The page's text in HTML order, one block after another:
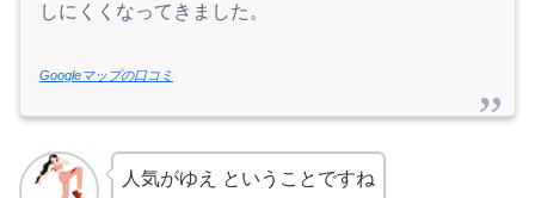
しにくくなってきました。
Googleマップの口コミ
人気がゆえ ということですね